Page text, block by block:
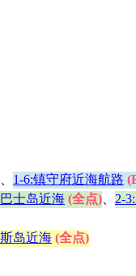
1-6:镇守府近海航路
士岛近海 (全点)
2-
岛近海 (全点)